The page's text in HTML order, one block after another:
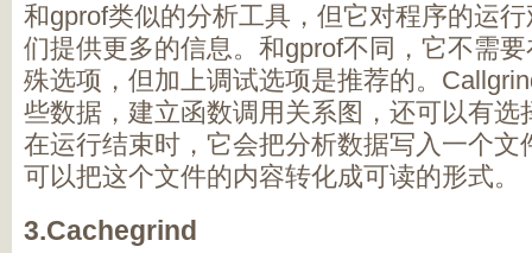
和gprof类似的分析工具，但它对程序的运
们提供更多的信息。和gprof不同，它不需
殊选项，但加上调试选项是推荐的。
些数据，建立函数调用关系图，还可以有选
在运行结束时，它会把分析数据写入一个文
可以把这个文件的内容转化成可读的形式。
3.Cachegrind